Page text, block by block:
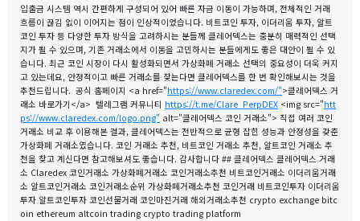
입출금 시스템 역시 간편하게 구성되어 있어 빠른 자금 이동이 가능하며, 전체적인 거래
흐름이 끊김 없이 이어지는 점이 인상적이었습니다. 비트코인 투자, 이더리움 투자, 알트
코인 투자 등 다양한 투자 방식을 고려하시는 분들께 클레어덱스는 충분히 매력적인 선택
지가 될 수 있으며, 기존 거래소에서 이동을 고민하시는 분들에게도 좋은 대안이 될 수 있
습니다. 최근 코인 시장이 다시 활성화되면서 가상화폐 거래소 선택의 중요성이 더욱 커지
고 있는데요, 안정적이고 빠른 거래소를 찾는다면 클레어덱스를 한 번 확인해보시는 것을
추천드립니다. 공식 홈페이지 <a href="https://www.claredex.com/">클레어덱스 거
래소 바로가기</a> 텔레그램 커뮤니티 https://t.me/Clare_PerpDEX <img src="htt
ps://www.claredex.com/logo.png" alt="클레어덱스 코인 거래소"> 직접 여러 코인
거래소 비교 후 이용해본 결과, 클레어덱스는 전반적으로 균형 잡힌 성능과 안정성을 갖춘
가상화폐 거래소였습니다. 코인 거래소 추천, 비트코인 거래소 추천, 알트코인 거래소 추
천을 찾고 계신다면 참고해보셔도 좋습니다. 감사합니다 ## 클레어덱스 클레어덱스 거래
소 Claredex 코인거래소 가상화폐거래소 코인거래소추천 비트코인거래소 이더리움거래
소 알트코인거래소 코인거래소순위 가상화폐거래소추천 코인거래 비트코인투자 이더리움
투자 알트코인투자 코인선물거래 코인마진거래 해외거래소추천 crypto exchange bitc
oin ethereum altcoin trading crypto trading platform